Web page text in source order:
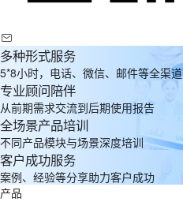
多种形式服务
5*8小时，电话、微信、邮件等全渠道
专业顾问陪伴
从前期需求交流到后期使用报告
全场景产品培训
不同产品模块与场景深度培训
客户成功服务
案例、经验等分享助力客户成功
产品